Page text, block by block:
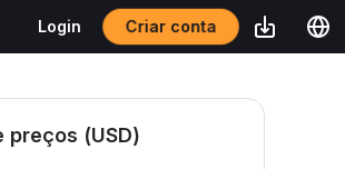
Login Criar conta
preços (USD)